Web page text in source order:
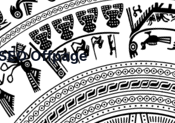
của bạn khi thấy chúng xuất
Offpage
cải thiện các yếu tố bên trong
mang lại trải nghiệm tốt cho
Offpage.